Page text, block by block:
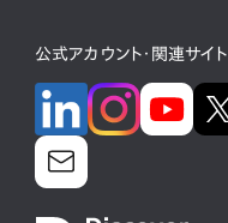
公式アカウント・関連サイト